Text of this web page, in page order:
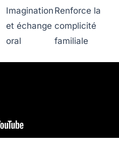
Imagination
et échange
oral
Renforce la
complicité
familiale